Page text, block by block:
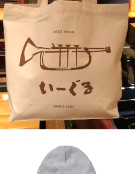
トートバッグ(ナチュラル / Sサイズ)
¥1,500
SOLD OUT